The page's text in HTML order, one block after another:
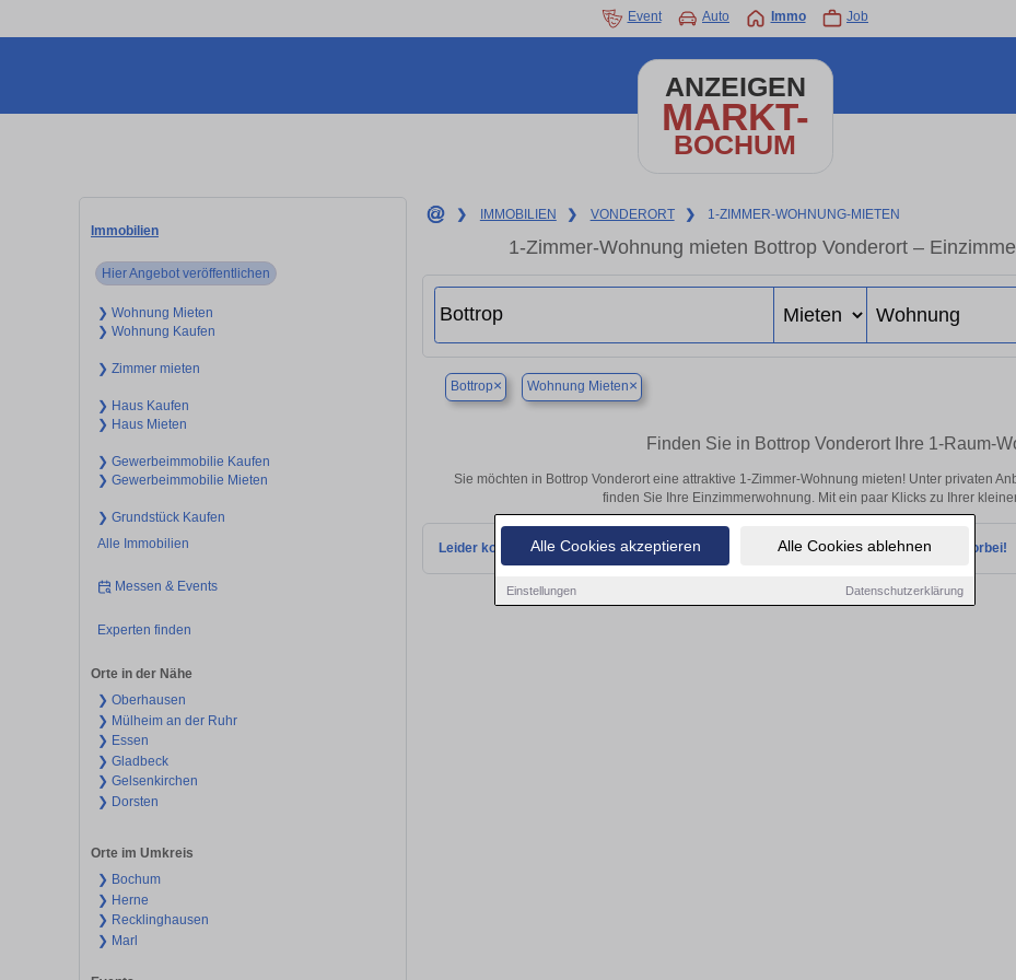
Alle Cookies akzeptieren Alle Cookies ablehnen
Einstellungen Datenschutzerklärung
Event Auto Immo Job
ANZEIGEN
MARKT-
BOCHUM
Immobilien
Hier Angebot veröffentlichen
❯ Wohnung Mieten
❯ Wohnung Kaufen
❯ Zimmer mieten
❯ Haus Kaufen
❯ Haus Mieten
❯ Gewerbeimmobilie Kaufen
❯ Gewerbeimmobilie Mieten
❯ Grundstück Kaufen
Alle Immobilien
Messen & Events
Experten finden
Orte in der Nähe
❯ Oberhausen
❯ Mülheim an der Ruhr
❯ Essen
❯ Gladbeck
❯ Gelsenkirchen
❯ Dorsten
Orte im Umkreis
❯ Bochum
❯ Herne
❯ Recklinghausen
❯ Marl
❯ IMMOBILIEN ❯ VONDERORT ❯ 1-ZIMMER-WOHNUNG-MIETEN
1-Zimmer-Wohnung mieten Bottrop Vonderort –
Bottrop× Wohnung Mieten×
Finden Sie in Bottrop Vonderort Ihre 1-Raum-
Sie möchten in Bottrop Vonderort eine attraktive 1-Zimmer-Wohnung mieten! Unter privaten
finden Sie Ihre Einzimmerwohnung. Mit ein paar Klicks zu Ihrer
Leider konnten wir derzeit keine passenden Objekte finden. Schauen Sie bald wieder vorbei!